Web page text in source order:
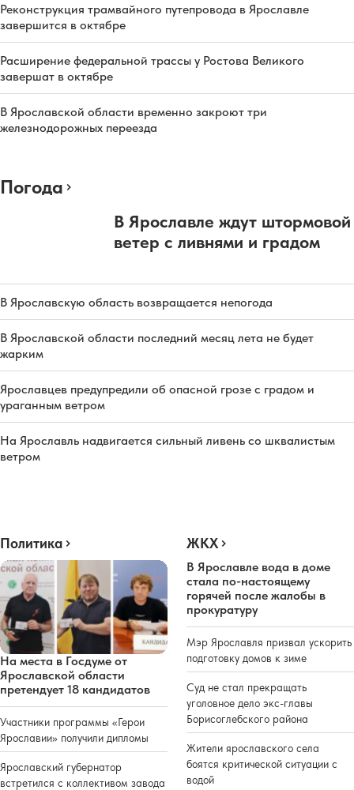
Реконструкция трамвайного путепровода в Ярославле
завершится в октябре
Расширение федеральной трассы у Ростова Великого
завершат в октябре
В Ярославской области временно закроют три
железнодорожных переезда
Погода
В Ярославле ждут штормовой
ветер с ливнями и градом
В Ярославскую область возвращается непогода
В Ярославской области последний месяц лета не будет
жарким
Ярославцев предупредили об опасной грозе с градом и
ураганным ветром
На Ярославль надвигается сильный ливень со шквалистым
ветром
Политика
На места в Госдуме от
Ярославской области
претендует 18 кандидатов
Участники программы «Герои
Ярославии» получили дипломы
Ярославский губернатор
встретился с коллективом завода
ЖКХ
В Ярославле вода в доме
стала по-настоящему
горячей после жалобы в
прокуратуру
Мэр Ярославля призвал ускорить
подготовку домов к зиме
Суд не стал прекращать
уголовное дело экс-главы
Борисоглебского района
Жители ярославского села
боятся критической ситуации с
водой